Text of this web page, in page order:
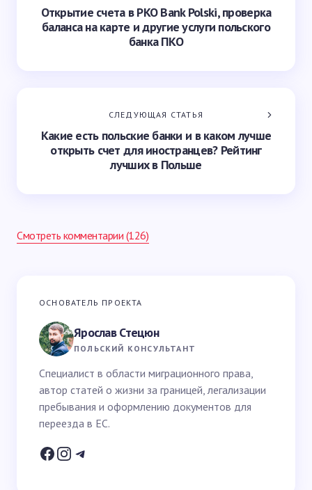
Открытие счета в PKO Bank Polski, проверка
баланса на карте и другие услуги польского
банка ПКО
СЛЕДУЮЩАЯ СТАТЬЯ
Какие есть польские банки и в каком лучше
открыть счет для иностранцев? Рейтинг
лучших в Польше
Смотреть комментарии (126)
Ваш адрес email не будет опубликован.
Ваш вопрос *
Ваше имя *
Email *
ОСНОВАТЕЛЬ ПРОЕКТА
Ярослав Стецюн
ПОЛЬСКИЙ КОНСУЛЬТАНТ
Специалист в области миграционного права,
автор статей о жизни за границей, легализации
пребывания и оформлению документов для
переезда в ЕС.